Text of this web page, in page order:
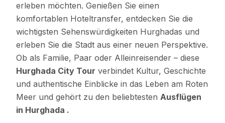
erleben möchten. Genießen Sie einen
komfortablen Hoteltransfer, entdecken Sie die
wichtigsten Sehenswürdigkeiten Hurghadas und
erleben Sie die Stadt aus einer neuen Perspektive.
Ob als Familie, Paar oder Alleinreisender – diese
Hurghada City Tour verbindet Kultur, Geschichte
und authentische Einblicke in das Leben am Roten
Meer und gehört zu den beliebtesten Ausflügen
in Hurghada .